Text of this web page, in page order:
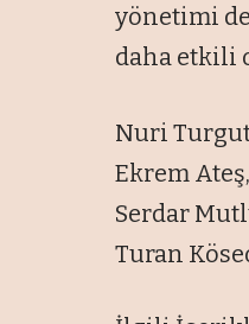
yönetimi
daha etkili
Nuri
Ekrem
Serdar
Turan